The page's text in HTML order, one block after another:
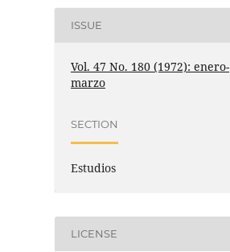
ISSUE
Vol. 47 No. 180 (1972): enero-
marzo
SECTION
Estudios
LICENSE